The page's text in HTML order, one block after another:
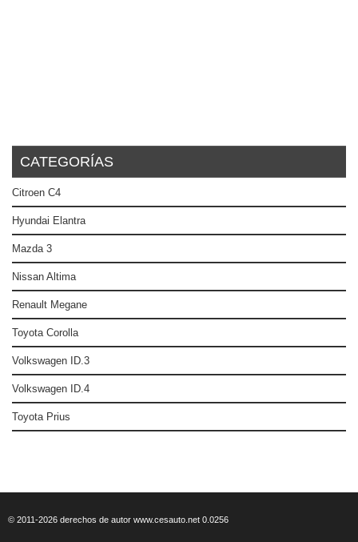
CATEGORÍAS
Citroen C4
Hyundai Elantra
Mazda 3
Nissan Altima
Renault Megane
Toyota Corolla
Volkswagen ID.3
Volkswagen ID.4
Toyota Prius
© 2011-2026 derechos de autor www.cesauto.net 0.0256